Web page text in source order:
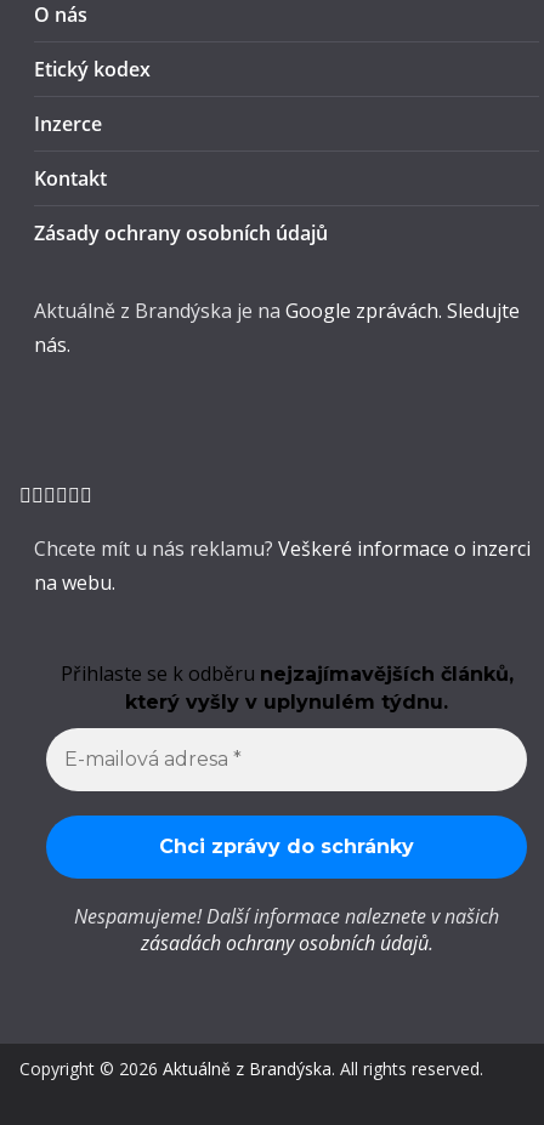
O nás
Etický kodex
Inzerce
Kontakt
Zásady ochrany osobních údajů
Aktuálně z Brandýska je na Google zprávách. Sledujte
nás.
Chcete mít u nás reklamu? Veškeré informace o inzerci
na webu.
Přihlaste se k odběru nejzajímavějších článků,
který vyšly v uplynulém týdnu.
Nespamujeme! Další informace naleznete v našich
zásadách ochrany osobních údajů.
Copyright © 2026 Aktuálně z Brandýska. All rights reserved.